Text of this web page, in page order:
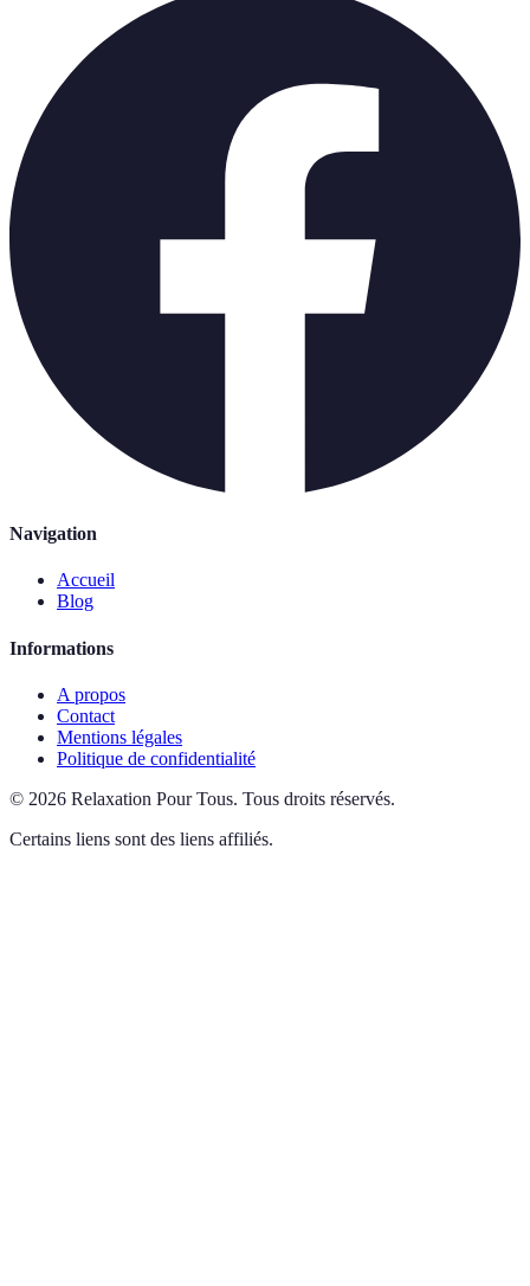
Navigation
Accueil
Blog
Informations
A propos
Contact
Mentions légales
Politique de confidentialité
© 2026 Relaxation Pour Tous. Tous droits réservés.
Certains liens sont des liens affiliés.